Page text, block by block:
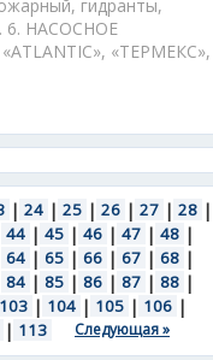
гидранты,
6. НАСОСНОЕ
«ТЕРМЕКС»,
| 24 | 25 | 26 | 27 | 28 |
44 | 45 | 46 | 47 | 48 |
64 | 65 | 66 | 67 | 68 |
84 | 85 | 86 | 87 | 88 |
103 | 104 | 105 | 106 |
| 113 Следующая »